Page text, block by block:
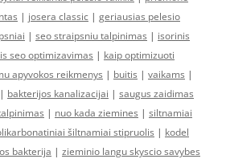
| josera classic | geriausias pelesio
| seo straipsniu talpinimas | isorinis
seo optimizavimas | kaip optimizuoti
apyvokos reikmenys | buitis | vaikams |
| bakterijos kanalizacijai | saugus zaidimas
| nuo kada ziemines | siltnamiai
šiltnamiai stipruolis | kodel
bakterija | zieminio langu skyscio savybes